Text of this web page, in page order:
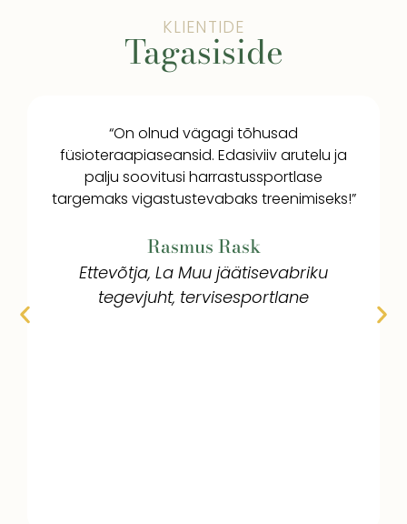
KLIENTIDE
Tagasiside
“On olnud vägagi tõhusad
füsioteraapiaseansid. Edasiviiv arutelu ja
palju soovitusi harrastussportlase
targemaks vigastustevabaks treenimiseks!”
Rasmus Rask
Ettevõtja, La Muu jäätisevabriku
tegevjuht, tervisesportlane